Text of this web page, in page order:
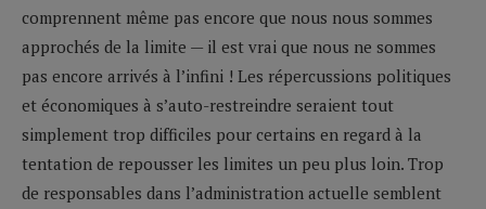
comprennent même pas encore que nous nous sommes
approchés de la limite — il est vrai que nous ne sommes
pas encore arrivés à l’infini ! Les répercussions politiques
et économiques à s’auto-restreindre seraient tout
simplement trop difficiles pour certains en regard à la
tentation de repousser les limites un peu plus loin. Trop
de responsables dans l’administration actuelle semblent